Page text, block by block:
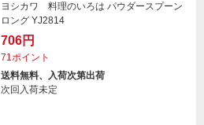
ヨシカワ 料理のいろは パウダースプーン
ロング YJ2814
706円
71ポイント
送料無料、入荷次第出荷
次回入荷未定